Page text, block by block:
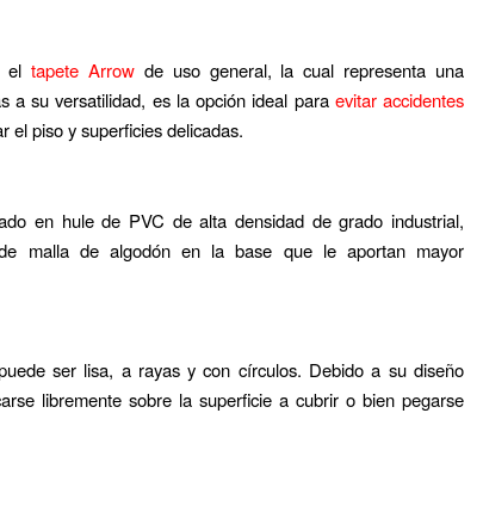
eltapete Arrow de uso general, la cual representa una
a su versatilidad, es la opción ideal para evitar accidentes
el piso y superficies delicadas.
en hule de PVC de alta densidad de grado industrial,
malla de algodón en la base que le aportan mayor
ser lisa, a rayas y con círculos. Debido a su diseño
libremente sobre la superficie a cubrir o bien pegarse